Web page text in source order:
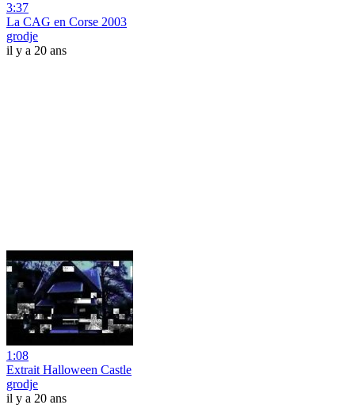
3:37
La CAG en Corse 2003
grodje
il y a 20 ans
1:08
Extrait Halloween Castle
grodje
il y a 20 ans